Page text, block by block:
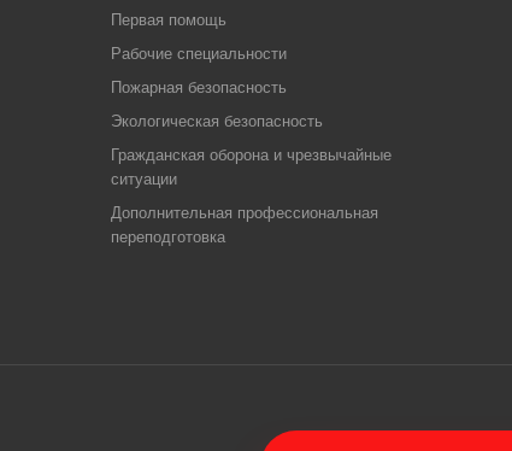
Первая помощь
Рабочие специальности
Пожарная безопасность
Экологическая безопасность
Гражданская оборона и чрезвычайные
ситуации
Дополнительная профессиональная
переподготовка